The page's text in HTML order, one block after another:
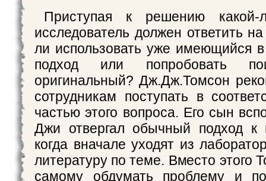
Приступая к решению какой-
исследователь должен ответить
ли использовать уже имеющийся
подход или попробовать
оригинальный? Дж.Дж.Томсон
сотрудникам поступать в
частью этого вопроса. Его сын
Джи отвергал обычный подход к
когда вначале уходят из
литературу по теме. Вместо этого
самому обдумать проблему и